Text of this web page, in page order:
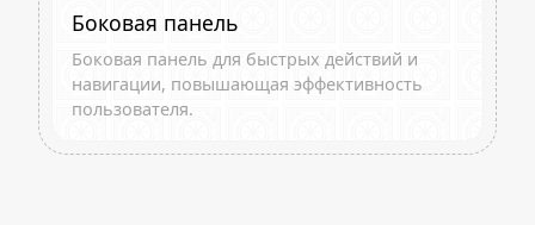
Боковая панель
Боковая панель для быстрых действий и
навигации, повышающая эффективность
пользователя.